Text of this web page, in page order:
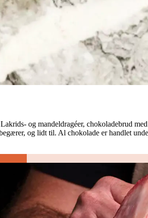
og mandeldragéer, chokoladebrud
og lidt til. Al chokolade er handlet